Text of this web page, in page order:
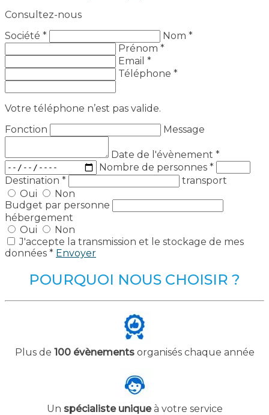
Consultez-nous
Société *
Nom *
Prénom *
Email *
Téléphone *
Votre téléphone n’est pas valide.
Fonction
Message
Date de l'évènement *
Nombre de personnes *
Destination *
transport
Oui
Non
Budget par personne
hébergement
Oui
Non
J'accepte la transmission et le stockage de mes
données * Envoyer
POURQUOI NOUS CHOISIR ?
Plus de 100 évènementsorganisés chaque année
Un spécialiste uniqueà votre service